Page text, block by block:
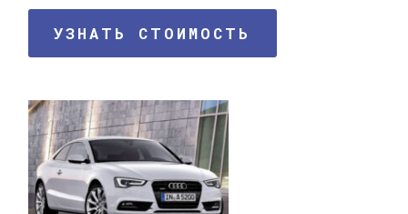
УЗНАТЬ СТОИМОСТЬ